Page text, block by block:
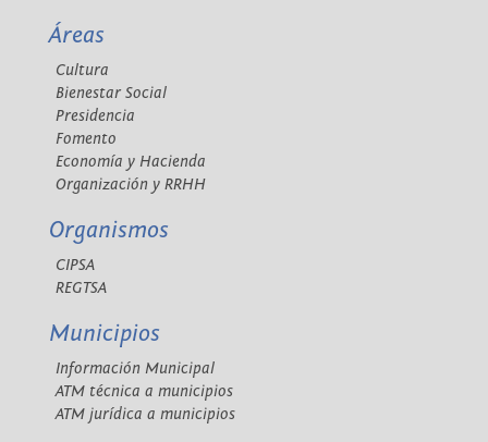
Áreas
Cultura
Bienestar Social
Presidencia
Fomento
Economía y Hacienda
Organización y RRHH
Organismos
CIPSA
REGTSA
Municipios
Información Municipal
ATM técnica a municipios
ATM jurídica a municipios